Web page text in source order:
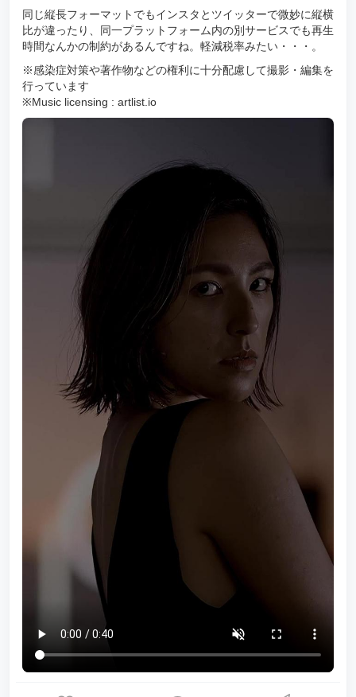
同じ縦長フォーマットでもインスタとツイッターで微妙に縦横
比が違ったり、同一プラットフォーム内の別サービスでも再生
時間なんかの制約があるんですね。軽減税率みたい・・・。
※感染症対策や著作物などの権利に十分配慮して撮影・編集を
行っています
※Music licensing : artlist.io